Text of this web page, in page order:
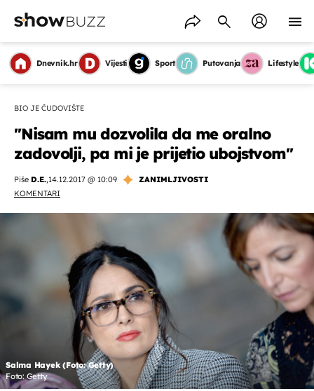
Dnevnik.hr Vijesti Sport Putovanja Lifestyle
BIO JE ČUDOVIŠTE
''Nisam mu dozvolila da me oralno
zadovolji, pa mi je prijetio ubojstvom''
Piše D.E.,14.12.2017 @ 10:09
ZANIMLJIVOSTI
KOMENTARI
Salma Hayek (Foto: Getty)
Foto: Getty
OMOGUĆI OBAVIJESTI